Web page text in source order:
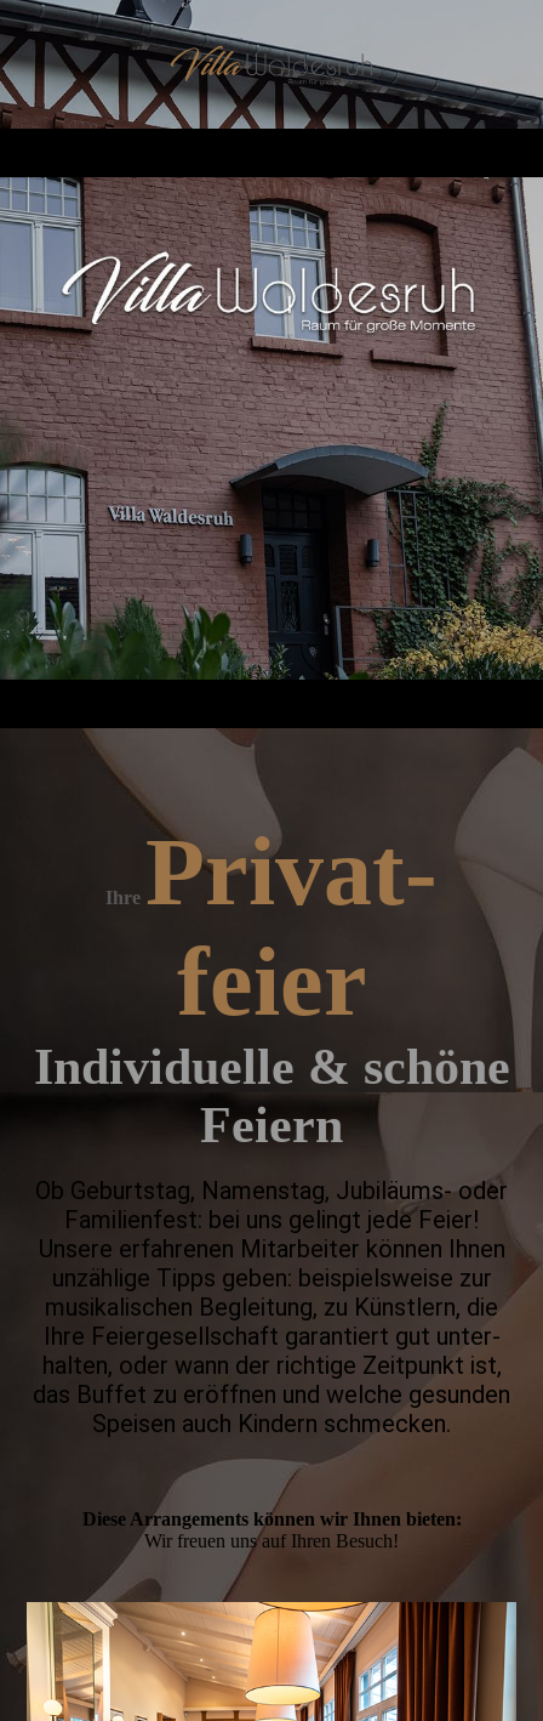
Ihre Privat­
feier
Indivi­duelle & schöne
Feiern
Ob Geburts­tag, Namens­tag, Jubi­läums- oder
Familien­fest: bei uns gelingt jede Feier!
Unsere erfah­re­nen Mitarbeiter können Ihnen
unzäh­lige Tipps geben: beispiels­weise zur
musika­lischen Beglei­tung, zu Künst­lern, die
Ihre Feier­gesell­schaft garan­tiert gut unter­
halten, oder wann der richtige Zeit­punkt ist,
das Buffet zu eröff­nen und welche gesun­den
Speisen auch Kindern schmecken.
Diese Arrangements können wir Ihnen bieten:
Wir freuen uns auf Ihren Besuch!